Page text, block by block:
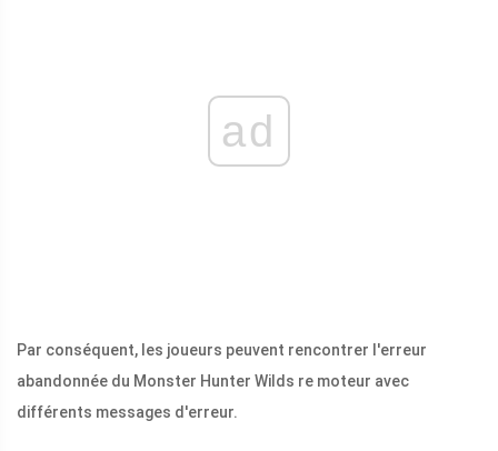
ad
Par conséquent, les joueurs peuvent rencontrer l'erreur
abandonnée du Monster Hunter Wilds re moteur avec
différents messages d'erreur.